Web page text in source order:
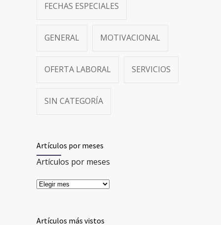
FECHAS ESPECIALES
GENERAL MOTIVACIONAL
OFERTA LABORAL SERVICIOS
SIN CATEGORÍA
Artículos por meses
Artículos por meses
Artículos más vistos